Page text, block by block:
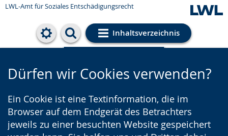
LWL-Amt für Soziales Entschädigungsrecht
Inhaltsverzeichnis
Cookie-Einstellungen
Dürfen wir Cookies verwenden?
Ein Cookie ist eine Textinformation, die im
Browser auf dem Endgerät des Betrachters
jeweils zu einer besuchten Website gespeichert